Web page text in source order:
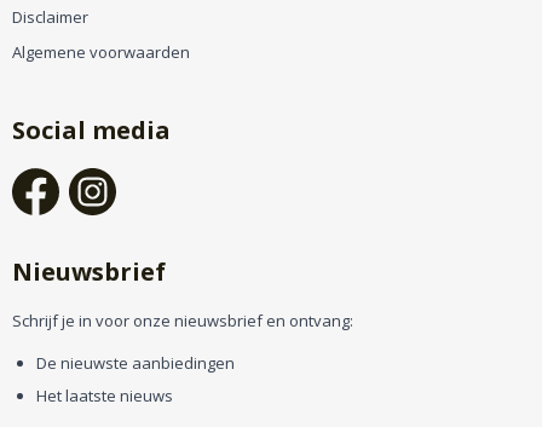
Disclaimer
Algemene voorwaarden
Social media
Nieuwsbrief
Schrijf je in voor onze nieuwsbrief en ontvang:
De nieuwste aanbiedingen
Het laatste nieuws